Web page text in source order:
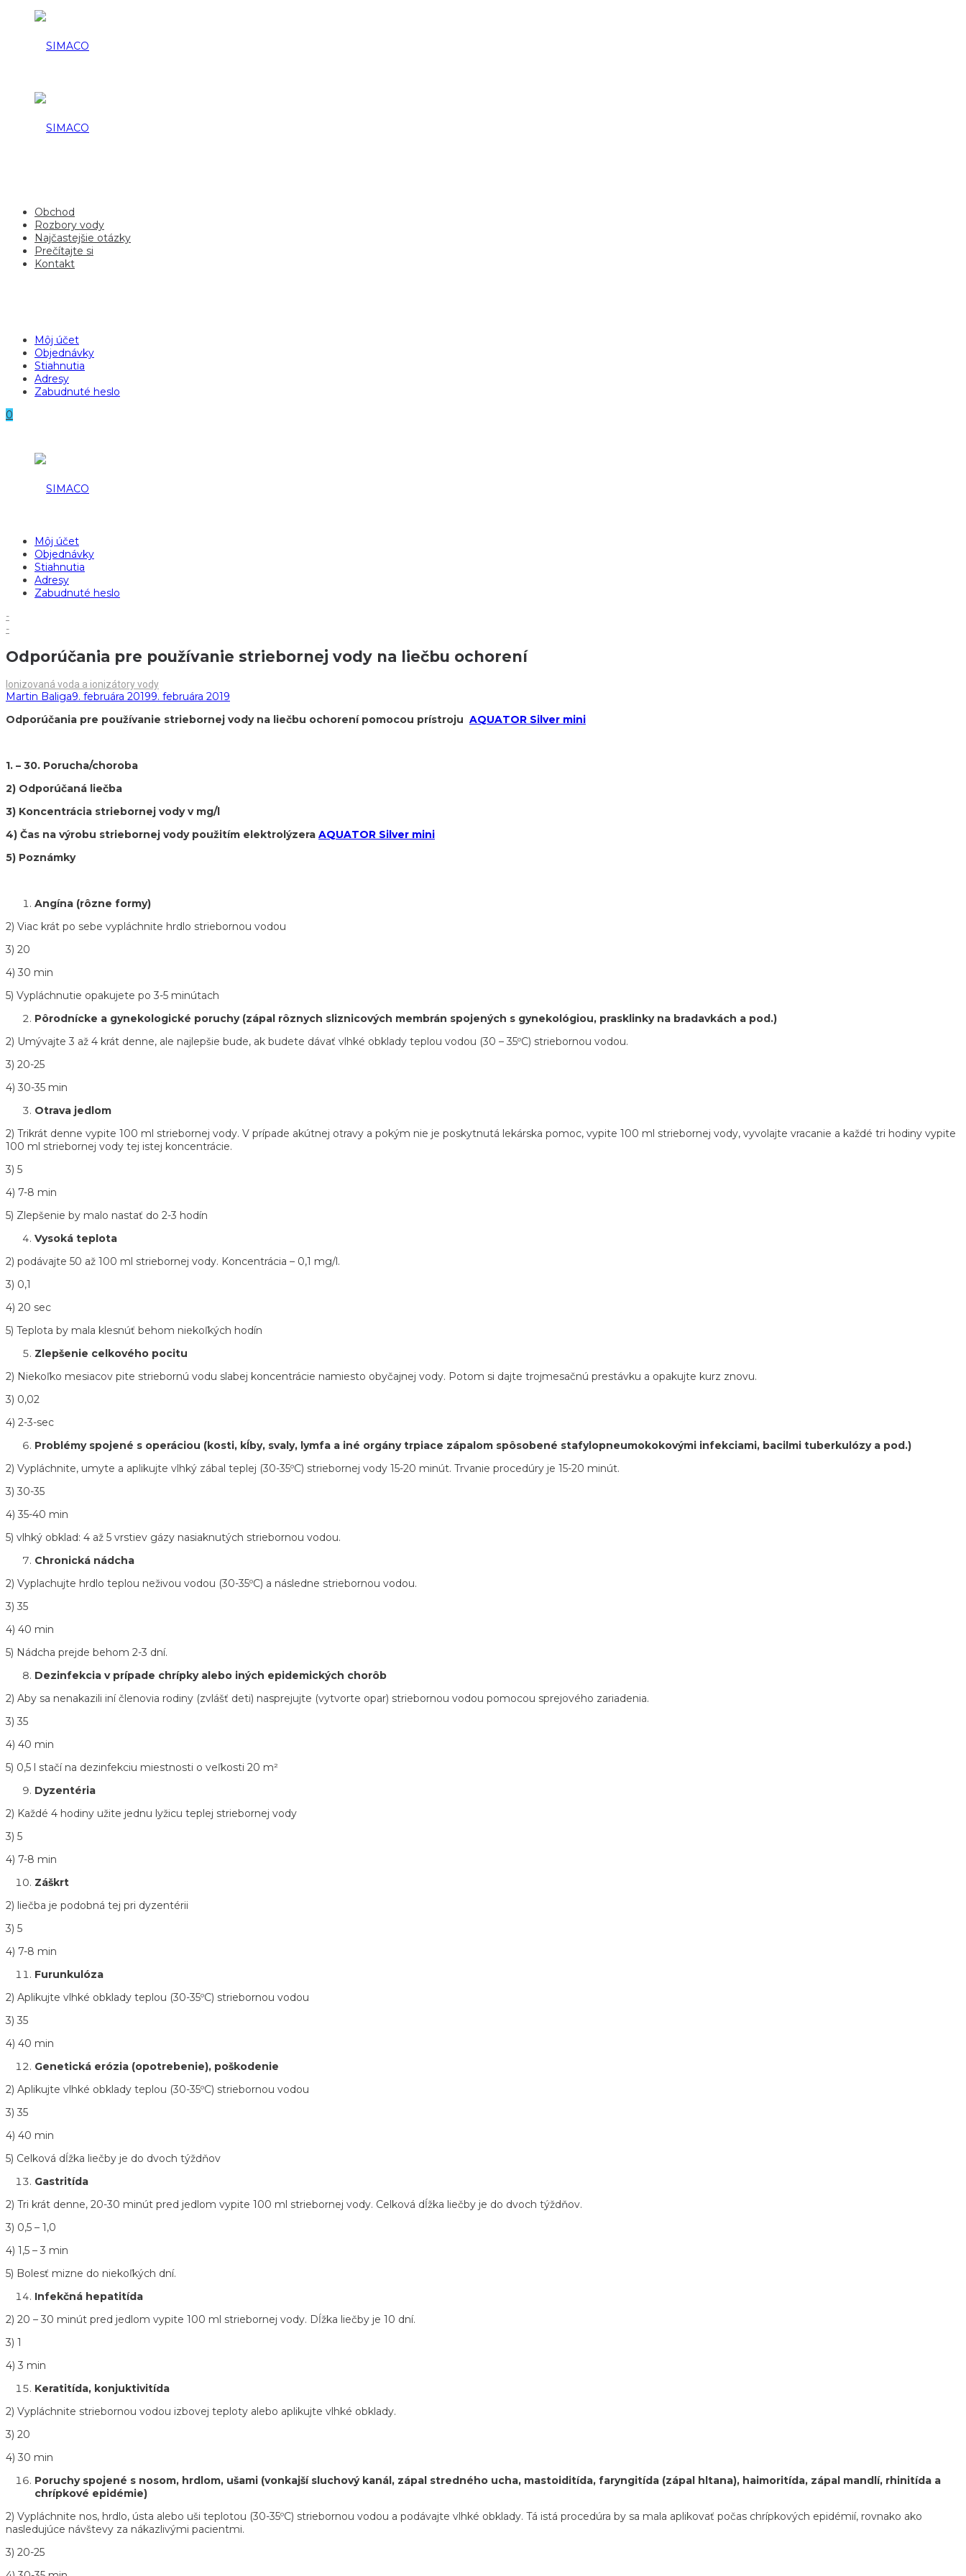
Obchod
Rozbory vody
Najčastejšie otázky
Prečítajte si
Kontakt
Môj účet
Objednávky
Stiahnutia
Adresy
Zabudnuté heslo
0
Môj účet
Objednávky
Stiahnutia
Adresy
Zabudnuté heslo
-
-
Odporúčania pre používanie striebornej vody na liečbu ochorení
Publikované
v
Ionizovaná voda a ionizátory vody
podľa
Martin BaligaPublikované
9. februára 20199. februára 2019
Odporúčania pre používanie striebornej vody na liečbu ochorení pomocou prístroju AQUATOR Silver mini
1. – 30. Porucha/choroba
2) Odporúčaná liečba
3) Koncentrácia striebornej vody v mg/l
4) Čas na výrobu striebornej vody použitím elektrolýzera AQUATOR Silver mini
5) Poznámky
Angína (rôzne formy)
2) Viac krát po sebe vypláchnite hrdlo striebornou vodou
3) 20
4) 30 min
5) Vypláchnutie opakujete po 3-5 minútach
Pôrodnícke a gynekologické poruchy (zápal rôznych sliznicových membrán spojených s gynekológiou, prasklinky na bradavkách a pod.)
2) Umývajte 3 až 4 krát denne, ale najlepšie bude, ak budete dávať vlhké obklady teplou vodou (30 – 35ºC) striebornou vodou.
3) 20-25
4) 30-35 min
Otrava jedlom
2) Trikrát denne vypite 100 ml striebornej vody. V prípade akútnej otravy a pokým nie je poskytnutá lekárska pomoc, vypite 100 ml striebornej vody, vyvolajte vracanie a každé tri hodiny vypite
100 ml striebornej vody tej istej koncentrácie.
3) 5
4) 7-8 min
5) Zlepšenie by malo nastať do 2-3 hodín
Vysoká teplota
2) podávajte 50 až 100 ml striebornej vody. Koncentrácia – 0,1 mg/l.
3) 0,1
4) 20 sec
5) Teplota by mala klesnúť behom niekoľkých hodín
Zlepšenie celkového pocitu
2) Niekoľko mesiacov pite striebornú vodu slabej koncentrácie namiesto obyčajnej vody. Potom si dajte trojmesačnú prestávku a opakujte kurz znovu.
3) 0,02
4) 2-3-sec
Problémy spojené s operáciou (kosti, kĺby, svaly, lymfa a iné orgány trpiace zápalom spôsobené stafylopneumokokovými infekciami, bacilmi tuberkulózy a pod.)
2) Vypláchnite, umyte a aplikujte vlhký zábal teplej (30-35ºC) striebornej vody 15-20 minút. Trvanie procedúry je 15-20 minút.
3) 30-35
4) 35-40 min
5) vlhký obklad: 4 až 5 vrstiev gázy nasiaknutých striebornou vodou.
Chronická nádcha
2) Vyplachujte hrdlo teplou neživou vodou (30-35ºC) a následne striebornou vodou.
3) 35
4) 40 min
5) Nádcha prejde behom 2-3 dní.
Dezinfekcia v prípade chrípky alebo iných epidemických chorôb
2) Aby sa nenakazili iní členovia rodiny (zvlášť deti) nasprejujte (vytvorte opar) striebornou vodou pomocou sprejového zariadenia.
3) 35
4) 40 min
5) 0,5 l stačí na dezinfekciu miestnosti o veľkosti 20 m²
Dyzentéria
2) Každé 4 hodiny užite jednu lyžicu teplej striebornej vody
3) 5
4) 7-8 min
Záškrt
2) liečba je podobná tej pri dyzentérii
3) 5
4) 7-8 min
Furunkulóza
2) Aplikujte vlhké obklady teplou (30-35ºC) striebornou vodou
3) 35
4) 40 min
Genetická erózia (opotrebenie), poškodenie
2) Aplikujte vlhké obklady teplou (30-35ºC) striebornou vodou
3) 35
4) 40 min
5) Celková dĺžka liečby je do dvoch týždňov
Gastritída
2) Tri krát denne, 20-30 minút pred jedlom vypite 100 ml striebornej vody. Celková dĺžka liečby je do dvoch týždňov.
3) 0,5 – 1,0
4) 1,5 – 3 min
5) Bolesť mizne do niekoľkých dní.
Infekčná hepatitída
2) 20 – 30 minút pred jedlom vypite 100 ml striebornej vody. Dĺžka liečby je 10 dní.
3) 1
4) 3 min
Keratitída, konjuktivitída
2) Vypláchnite striebornou vodou izbovej teploty alebo aplikujte vlhké obklady.
3) 20
4) 30 min
Poruchy spojené s nosom, hrdlom, ušami (vonkajší sluchový kanál, zápal stredného ucha, mastoiditída, faryngitída (zápal hltana), haimoritída, zápal mandlí, rhinitída a
chrípkové epidémie)
2) Vypláchnite nos, hrdlo, ústa alebo uši teplotou (30-35ºC) striebornou vodou a podávajte vlhké obklady. Tá istá procedúra by sa mala aplikovať počas chrípkových epidémií, rovnako ako
nasledujúce návštevy za nákazlivými pacientmi.
3) 20-25